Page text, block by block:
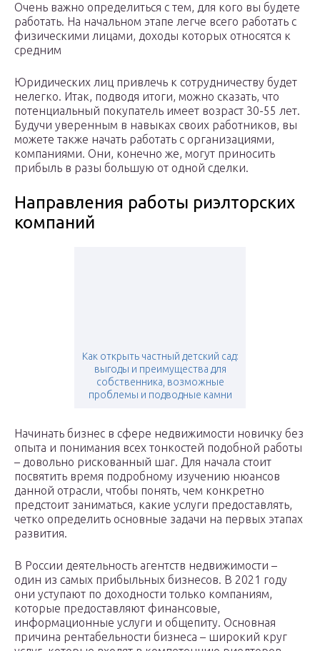
Очень важно определиться с тем, для кого вы будете
работать. На начальном этапе легче всего работать с
физическими лицами, доходы которых относятся к
средним
Юридических лиц привлечь к сотрудничеству будет
нелегко. Итак, подводя итоги, можно сказать, что
потенциальный покупатель имеет возраст 30-55 лет.
Будучи уверенным в навыках своих работников, вы
можете также начать работать с организациями,
компаниями. Они, конечно же, могут приносить
прибыль в разы большую от одной сделки.
Направления работы риэлторских
компаний
Как открыть частный детский сад:
выгоды и преимущества для
собственника, возможные
проблемы и подводные камни
Начинать бизнес в сфере недвижимости новичку без
опыта и понимания всех тонкостей подобной работы
– довольно рискованный шаг. Для начала стоит
посвятить время подробному изучению нюансов
данной отрасли, чтобы понять, чем конкретно
предстоит заниматься, какие услуги предоставлять,
четко определить основные задачи на первых этапах
развития.
B России деятельность агентств недвижимости –
один из самых прибыльных бизнесов. В 2021 году
они уступают по доходности только компаниям,
которые предоставляют финансовые,
информационные услуги и общепиту. Основная
причина рентабельности бизнеса – широкий круг